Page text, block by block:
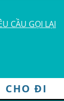
CẦU GỌI LẠI
CHO ĐI